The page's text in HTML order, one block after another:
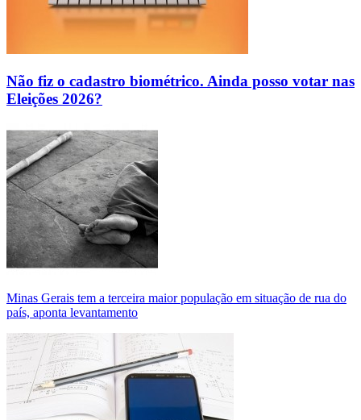
Não fiz o cadastro biométrico. Ainda posso votar nas
Eleições 2026?
Minas Gerais tem a terceira maior população em situação de rua do
país, aponta levantamento